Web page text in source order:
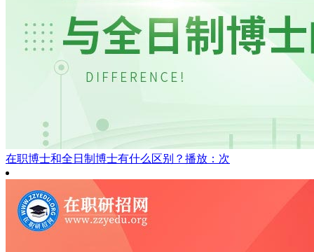
在职博士和全日制博士有什么区别？ 播放：次